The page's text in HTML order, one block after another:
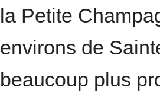
la Petite
environs de
beaucoup plus